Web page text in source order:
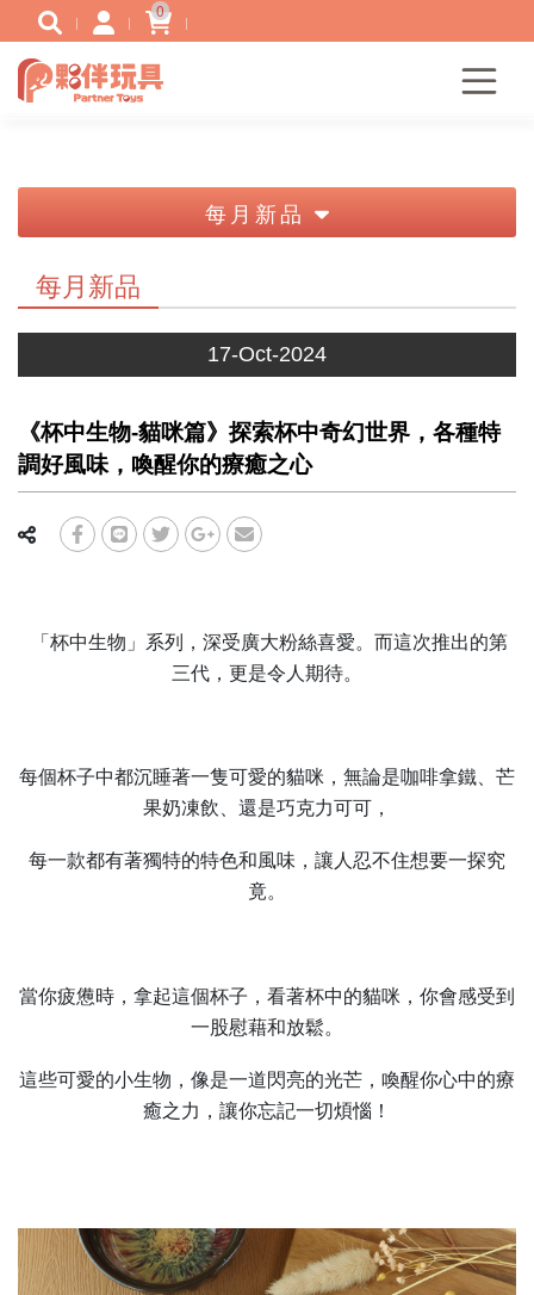
0
每月新品
每月新品
《杯中生物-貓咪篇》探索杯中奇幻世界，各種特
調好風味，喚醒你的療癒之心
17-Oct-2024
「杯中生物」系列，深受廣大粉絲喜愛。 而這次推出的第
三代，更是令人期待。
每個杯子中都沉睡著一隻可愛的貓咪，無論是咖啡拿鐵、芒
果奶凍飲、還是巧克力可可，
每一款都有著獨特的特色和風味，讓人忍不住想要一探究
竟。
當你疲憊時，拿起這個杯子，看著杯中的貓咪，你會感受到
一股慰藉和放鬆。
這些可愛的小生物，像是一道閃亮的光芒，喚醒你心中的療
癒之力，讓你忘記一切煩惱！